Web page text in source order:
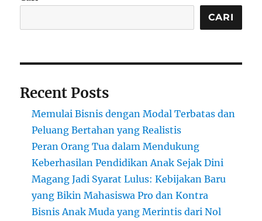
CARI
Recent Posts
Memulai Bisnis dengan Modal Terbatas dan
Peluang Bertahan yang Realistis
Peran Orang Tua dalam Mendukung
Keberhasilan Pendidikan Anak Sejak Dini
Magang Jadi Syarat Lulus: Kebijakan Baru
yang Bikin Mahasiswa Pro dan Kontra
Bisnis Anak Muda yang Merintis dari Nol